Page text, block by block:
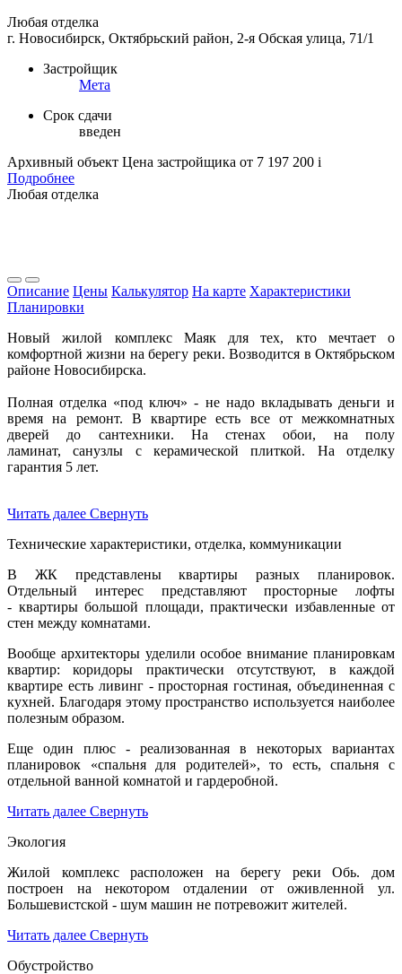
Любая отделка
г. Новосибирск, Октябрьский район, 2-я Обская улица, 71/1
Застройщик
Мета
Срок сдачи
введен
Архивный объект Цена застройщика от 7 197 200 i
Подробнее
Любая отделка
Описание Цены Калькулятор На карте Характеристики
Планировки
Новый жилой комплекс Маяк для тех, кто мечтает о
комфортной жизни на берегу реки. Возводится в Октябрьском
районе Новосибирска.
Полная отделка «под ключ» - не надо вкладывать деньги и
время на ремонт. В квартире есть все от межкомнатных
дверей до сантехники. На стенах обои, на полу
ламинат, санузлы с керамической плиткой. На отделку
гарантия 5 лет.
Читать далее Свернуть
Технические характеристики, отделка, коммуникации
В ЖК представлены квартиры разных планировок.
Отдельный интерес представляют просторные лофты
- квартиры большой площади, практически избавленные от
стен между комнатами.
Вообще архитекторы уделили особое внимание планировкам
квартир: коридоры практически отсутствуют, в каждой
квартире есть ливинг - просторная гостиная, объединенная с
кухней. Благодаря этому пространство используется наиболее
полезным образом.
Еще один плюс - реализованная в некоторых вариантах
планировок «спальня для родителей», то есть, спальня с
отдельной ванной комнатой и гардеробной.
Читать далее Свернуть
Экология
Жилой комплекс расположен на берегу реки Обь. дом
построен на некотором отдалении от оживленной ул.
Большевистской - шум машин не потревожит жителей.
Читать далее Свернуть
Обустройство